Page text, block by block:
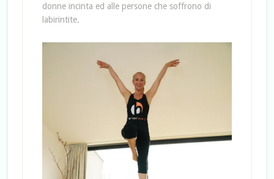
donne incinta ed alle persone che soffrono di
labirintite.